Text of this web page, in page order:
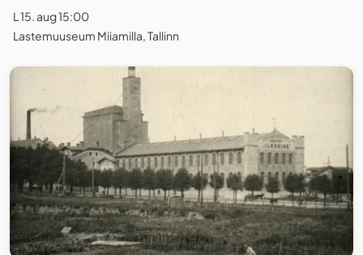
L 15. aug 15:00
Lastemuuseum Miiamilla, Tallinn